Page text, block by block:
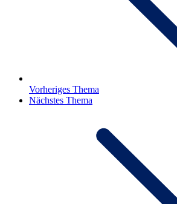
Vorheriges Thema
Nächstes Thema